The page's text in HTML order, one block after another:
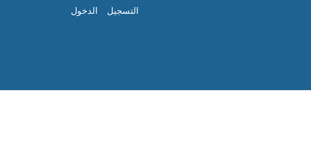
التسجيل الدخول